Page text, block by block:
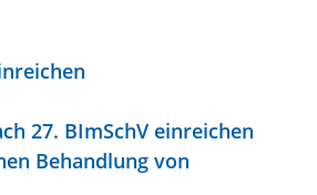
27. BImSchV einreichen
Behandlung von